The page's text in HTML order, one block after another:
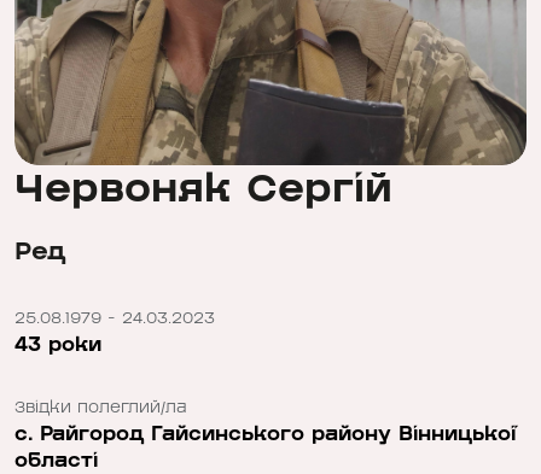
Червоняк Сергій
Ред
25.08.1979 - 24.03.2023
43 роки
Звідки полеглий/ла
c. Райгород Гайсинського району Вінницької
області